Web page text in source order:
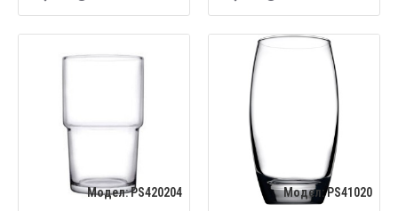
Модел:PS420204
Модел:PS41020